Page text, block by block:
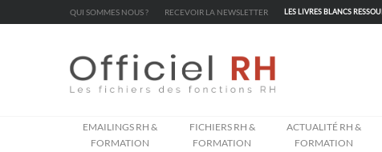
QUI SOMMES NOUS ? RECEVOIR LA NEWSLETTER LES LIVRES BLANCS
EMAILINGS RH &
FORMATION
FICHIERS RH &
FORMATION
ACTUALITÉ RH &
FORMATION
Cookies management panel